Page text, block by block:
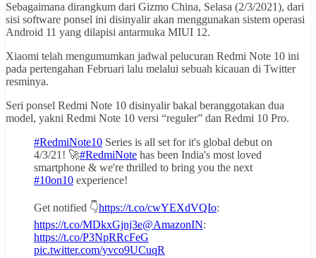
Sebagaimana dirangkum dari Gizmo China, Selasa (2/3/2021), dari
sisi software ponsel ini disinyalir akan menggunakan sistem operasi
Android 11 yang dilapisi antarmuka MIUI 12.
Xiaomi telah mengumumkan jadwal pelucuran Redmi Note 10 ini
pada pertengahan Februari lalu melalui sebuah kicauan di Twitter
resminya.
Seri ponsel Redmi Note 10 disinyalir bakal beranggotakan dua
model, yakni Redmi Note 10 versi “reguler” dan Redmi 10 Pro.
#RedmiNote10 Series is all set for it's global debut on
4/3/21! 🚀#RedmiNote has been India's most loved
smartphone & we're thrilled to bring you the next
#10on10 experience!
Get notified 👇https://t.co/cwYEXdVQIo:
https://t.co/MDkxGjnj3e@AmazonIN:
https://t.co/P3NpRRcFeG
pic.twitter.com/yvco9UCuqR